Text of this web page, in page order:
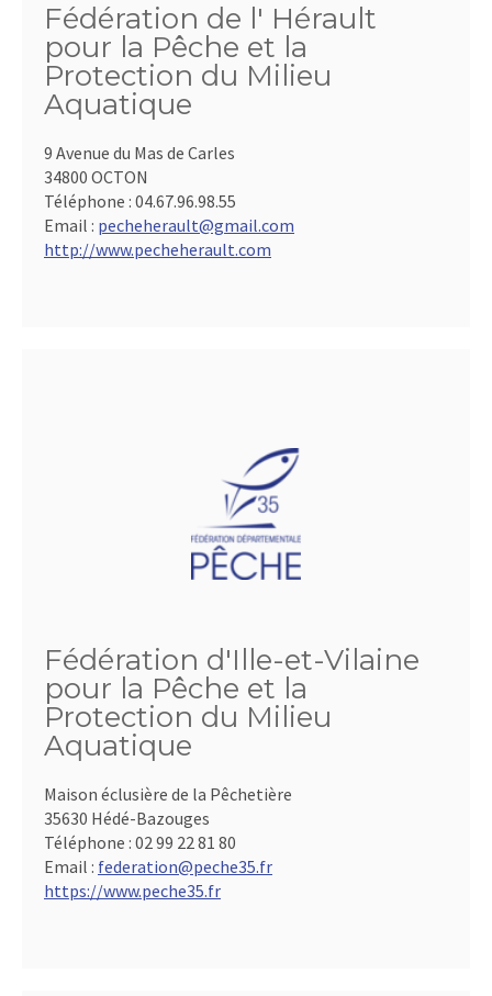
Fédération de l' Hérault
pour la Pêche et la
Protection du Milieu
Aquatique
9 Avenue du Mas de Carles
34800 OCTON
Téléphone : 04.67.96.98.55
Email : pecheherault@gmail.com
http://www.pecheherault.com
Fédération d'Ille-et-Vilaine
pour la Pêche et la
Protection du Milieu
Aquatique
Maison éclusière de la Pêchetière
35630 Hédé-Bazouges
Téléphone : 02 99 22 81 80
Email : federation@peche35.fr
https://www.peche35.fr